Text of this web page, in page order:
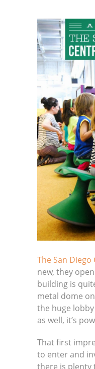
The San
new, they
building is
metal dome
the huge
as well, it’s
That first
to enter and
there is plenty